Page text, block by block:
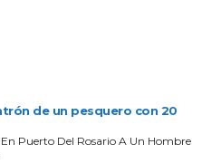
de un pesquero con 20
Puerto Del Rosario A Un Hombre